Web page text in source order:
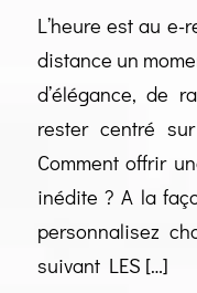
L’heure est au
distance un
d’élégance, de
rester centré
Comment offrir
inédite ? A la
personnalisez
suivant LES […]